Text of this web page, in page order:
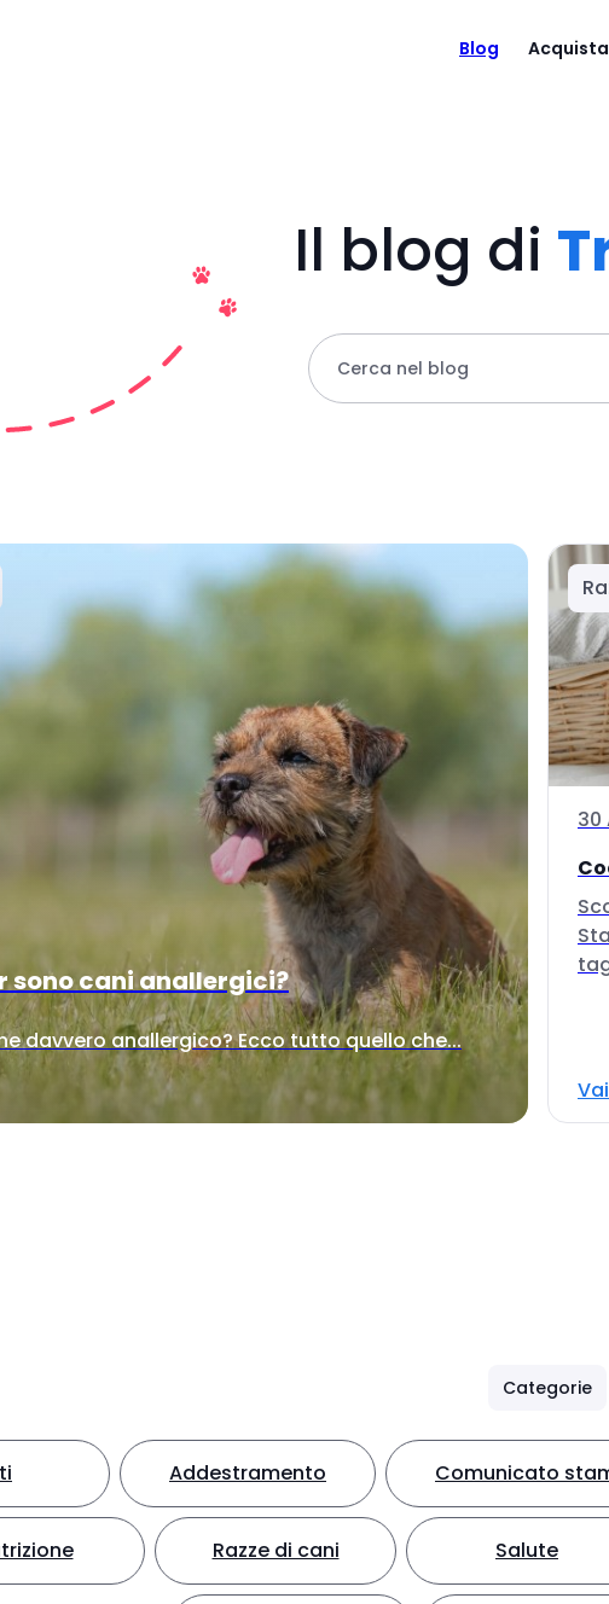
Blog
Il blog di
Cerca nel blog
sono cani anallergici?
davvero anallergico? Ecco tutto quello che...
30
Categorie
Addestramento Comunicato
Razze di cani Salute